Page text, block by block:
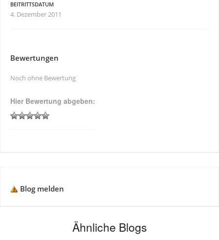
BEITRITTSDATUM
4. Dezember 2011
Bewertungen
Noch ohne Bewertung
Hier Bewertung abgeben:
Blog melden
Ähnliche Blogs